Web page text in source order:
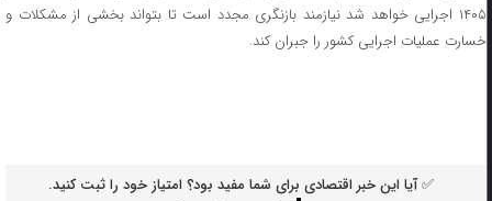
۱۴۰۵ اجرایی خواهد شد نیازمند بازنگری مجدد است تا بتواند بخشی از مشکلات و
خسارت عملیات اجرایی کشور را جبران کند.
✅ آیا این خبر اقتصادی برای شما مفید بود؟ امتیاز خود را ثبت کنید.